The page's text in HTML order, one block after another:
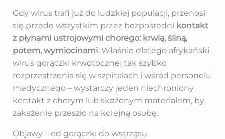
Gdy wirus trafi już do ludzkiej populacji, przenosi
się przede wszystkim przez bezpośredni kontakt
z płynami ustrojowymi chorego: krwią, śliną,
potem, wymiocinami. Właśnie dlatego afrykański
wirus gorączki krwotocznej tak szybko
rozprzestrzenia się w szpitalach i wśród personelu
medycznego – wystarczy jeden niechroniony
kontakt z chorym lub skażonym materiałem, by
zakażenie przeszło na kolejną osobę.
Objawy – od gorączki do wstrząsu